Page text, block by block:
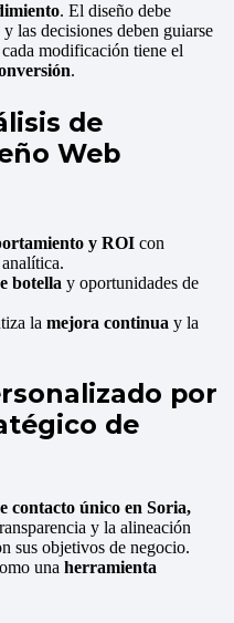
. El diseño debe
las decisiones deben guiarse
modificación tiene el
.
de
Web
y ROI con
botella y oportunidades de
la mejora continua y la
por
de
contacto único en Soria,
y la alineación
sus objetivos de negocio.
una herramienta